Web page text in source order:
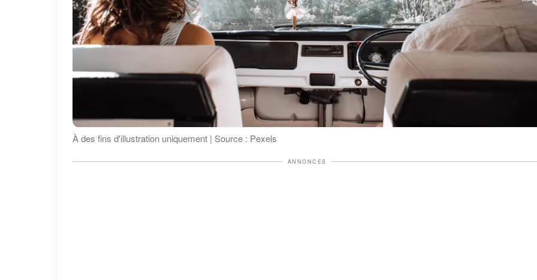
À des fins d'illustration uniquement | Source : Pexels
ANNONCES